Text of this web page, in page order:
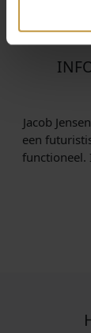
Jacob
een
functioneel.